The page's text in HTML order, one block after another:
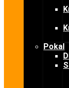
Pokal